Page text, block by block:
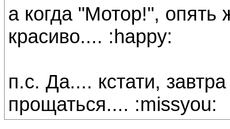
а когда "Мотор!",
красиво.... :happy:
п.с. Да.... кстати,
прощаться.... :missyou: